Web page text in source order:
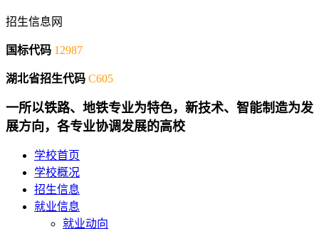
招生信息网
国标代码 12987
湖北省招生代码 C605
一所以铁路、地铁专业为特色，新技术、智能制造为发
展方向，各专业协调发展的高校
学校首页
学校概况
招生信息
就业信息
就业动向